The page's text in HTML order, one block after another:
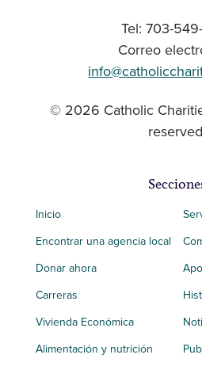
Tel: 703-
Correo
© 2026 Catholic
Inicio
Encontrar una agencia local
Donar ahora
Carreras
Vivienda Económica
Alimentación y nutrición